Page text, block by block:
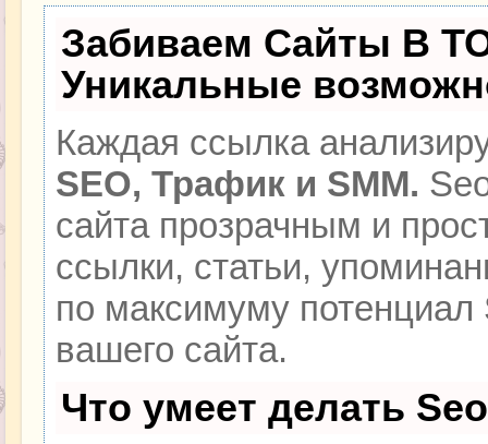
Забиваем Сайты В
Уникальные
Каждая ссылка
SEO, Трафик и SMM.
сайта прозрачным и
ссылки, статьи,
по максимуму
вашего сайта.
Что умеет делать